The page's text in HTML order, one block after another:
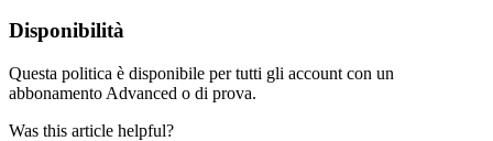
Disponibilità
Questa politica è disponibile per tutti gli account con un
abbonamento Advanced o di prova.
Was this article helpful?